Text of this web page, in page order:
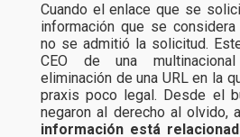
Cuando el enlace que se
información que se
no se admitió la solicitud.
CEO de una
eliminación de una URL en la
praxis poco legal. Desde el
negaron al derecho al olvido,
información está